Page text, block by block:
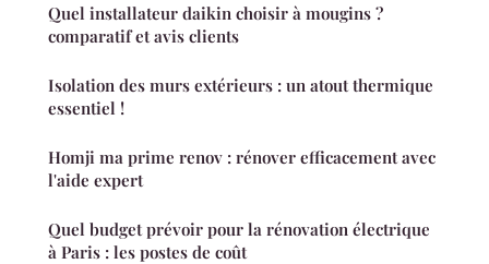
Quel installateur daikin choisir à mougins ?
comparatif et avis clients
Isolation des murs extérieurs : un atout thermique
essentiel !
Homji ma prime renov : rénover efficacement avec
l'aide expert
Quel budget prévoir pour la rénovation électrique
à Paris : les postes de coût